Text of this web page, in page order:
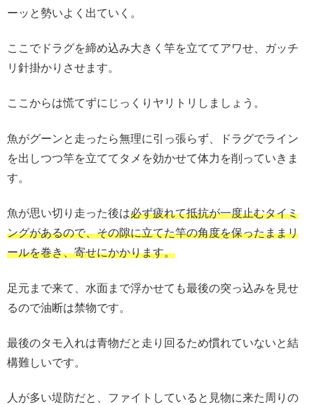
ーッと勢いよく出ていく。
ここでドラグを締め込み大きく竿を立ててアワせ、ガッチ
リ針掛かりさせます。
ここからは慌てずにじっくりヤリトリしましょう。
魚がグーンと走ったら無理に引っ張らず、ドラグでライン
を出しつつ竿を立ててタメを効かせて体力を削っていきま
す。
魚が思い切り走った後は必ず疲れて抵抗が一度止むタイミ
ングがあるので、その隙に立てた竿の角度を保ったままリ
ールを巻き、寄せにかかります。
足元まで来て、水面まで浮かせても最後の突っ込みを見せ
るので油断は禁物です。
最後のタモ入れは青物だと走り回るため慣れていないと結
構難しいです。
人が多い堤防だと、ファイトしていると見物に来た周りの